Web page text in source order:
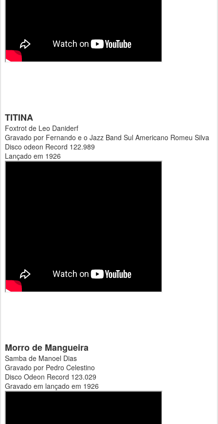
TITINA
Foxtrot de Leo Daniderf
Gravado por Fernando e o Jazz Band Sul Americano Romeu Silva
Disco odeon Record 122.989
Lançado em 1926
Morro de Mangueira
Samba de Manoel Dias
Gravado por Pedro Celestino
Disco Odeon Record 123.029
Gravado em lançado em 1926